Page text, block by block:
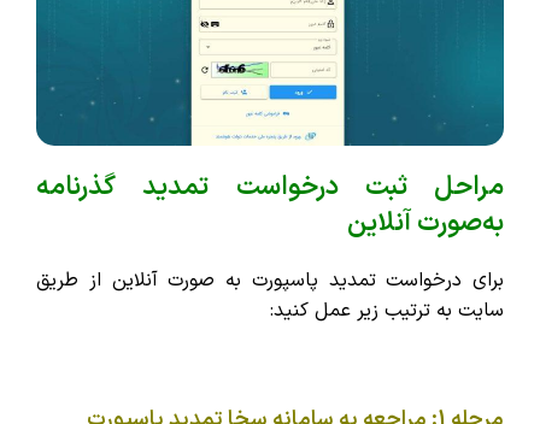
مراحل ثبت درخواست تمدید گذرنامه
به‌صورت آنلاین
برای درخواست تمدید پاسپورت به صورت آنلاین از طریق
سایت به ترتیب زیر عمل کنید: